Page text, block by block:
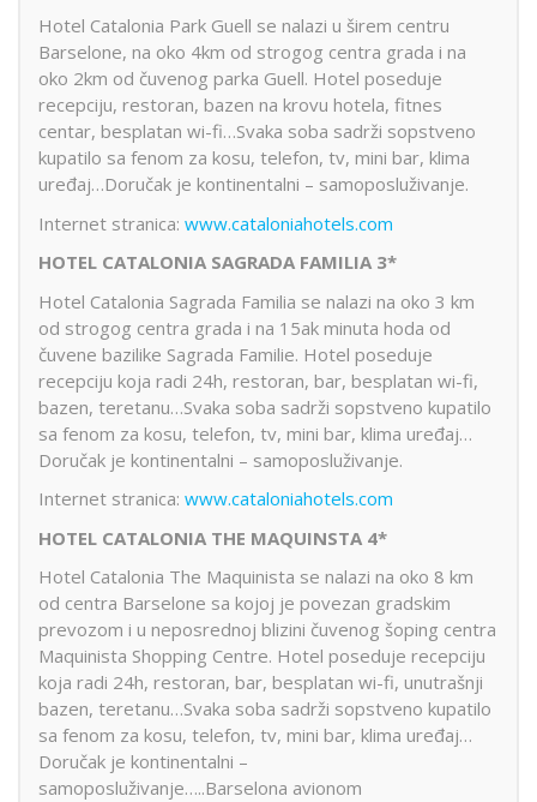
Hotel Catalonia Park Guell se nalazi u širem centru
Barselone, na oko 4km od strogog centra grada i na
oko 2km od čuvenog parka Guell. Hotel poseduje
recepciju, restoran, bazen na krovu hotela, fitnes
centar, besplatan wi-fi…Svaka soba sadrži sopstveno
kupatilo sa fenom za kosu, telefon, tv, mini bar, klima
uređaj…Doručak je kontinentalni – samoposluživanje.
Internet stranica: www.cataloniahotels.com
HOTEL CATALONIA SAGRADA FAMILIA 3*
Hotel Catalonia Sagrada Familia se nalazi na oko 3 km
od strogog centra grada i na 15ak minuta hoda od
čuvene bazilike Sagrada Familie. Hotel poseduje
recepciju koja radi 24h, restoran, bar, besplatan wi-fi,
bazen, teretanu…Svaka soba sadrži sopstveno kupatilo
sa fenom za kosu, telefon, tv, mini bar, klima uređaj…
Doručak je kontinentalni – samoposluživanje.
Internet stranica: www.cataloniahotels.com
HOTEL CATALONIA THE MAQUINSTA 4*
Hotel Catalonia The Maquinista se nalazi na oko 8 km
od centra Barselone sa kojoj je povezan gradskim
prevozom i u neposrednoj blizini čuvenog šoping centra
Maquinista Shopping Centre. Hotel poseduje recepciju
koja radi 24h, restoran, bar, besplatan wi-fi, unutrašnji
bazen, teretanu…Svaka soba sadrži sopstveno kupatilo
sa fenom za kosu, telefon, tv, mini bar, klima uređaj…
Doručak je kontinentalni –
samoposluživanje…..Barselona avionom